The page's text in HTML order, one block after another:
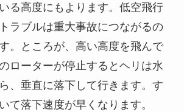
る高度にもよります。低空飛行
ラブルは重大事故につながるの
。ところが、高い高度を飛んで
ローターが停止するとヘリは水
、垂直に落下して行きます。す
て落下速度が早くなります。